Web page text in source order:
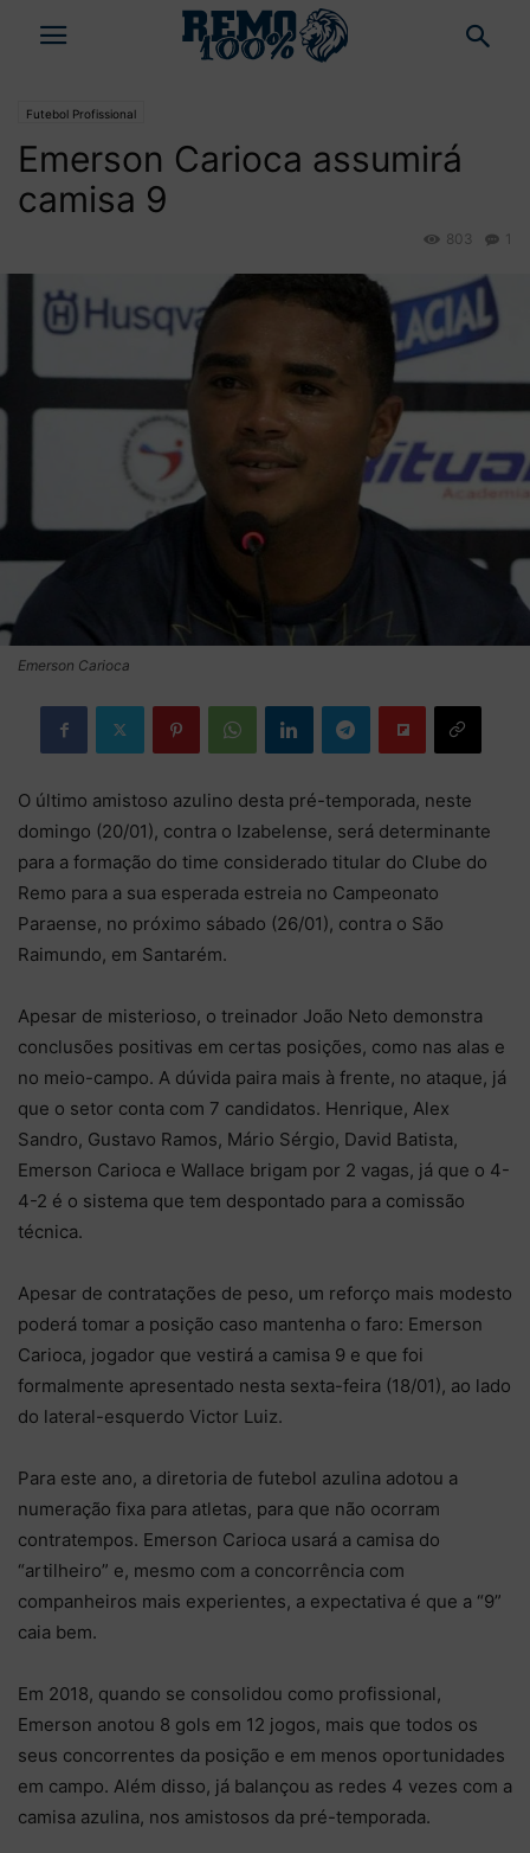
Futebol Profissional
Emerson Carioca assumirá
camisa 9
1
803
Emerson Carioca
O último amistoso azulino desta pré-temporada, neste
domingo (20/01), contra o Izabelense, será determinante
para a formação do time considerado titular do Clube do
Remo para a sua esperada estreia no Campeonato
Paraense, no próximo sábado (26/01), contra o São
Raimundo, em Santarém.
Apesar de misterioso, o treinador João Neto demonstra
conclusões positivas em certas posições, como nas alas e
no meio-campo. A dúvida paira mais à frente, no ataque, já
que o setor conta com 7 candidatos. Henrique, Alex
Sandro, Gustavo Ramos, Mário Sérgio, David Batista,
Emerson Carioca e Wallace brigam por 2 vagas, já que o 4-
4-2 é o sistema que tem despontado para a comissão
técnica.
Apesar de contratações de peso, um reforço mais modesto
poderá tomar a posição caso mantenha o faro: Emerson
Carioca, jogador que vestirá a camisa 9 e que foi
formalmente apresentado nesta sexta-feira (18/01), ao lado
do lateral-esquerdo Victor Luiz.
Para este ano, a diretoria de futebol azulina adotou a
numeração fixa para atletas, para que não ocorram
contratempos. Emerson Carioca usará a camisa do
“artilheiro” e, mesmo com a concorrência com
companheiros mais experientes, a expectativa é que a “9”
caia bem.
Em 2018, quando se consolidou como profissional,
Emerson anotou 8 gols em 12 jogos, mais que todos os
seus concorrentes da posição e em menos oportunidades
em campo. Além disso, já balançou as redes 4 vezes com a
camisa azulina, nos amistosos da pré-temporada.